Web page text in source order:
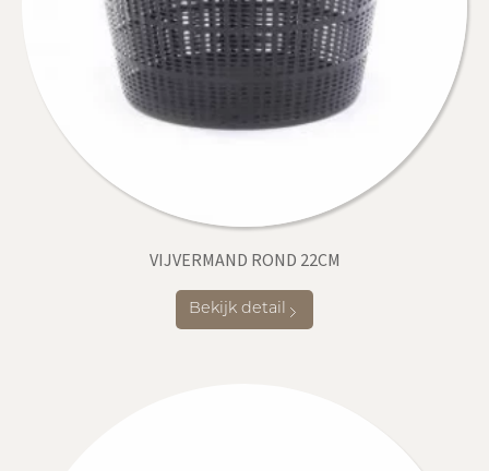
VIJVERMAND ROND 22CM
Bekijk detail